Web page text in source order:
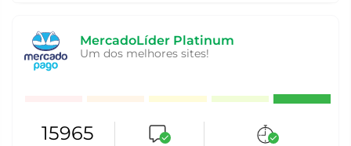
MercadoLíder Platinum
Um dos melhores sites!
15965